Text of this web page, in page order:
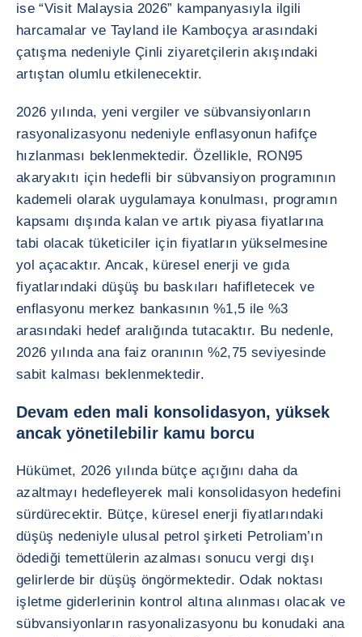
ise “Visit Malaysia 2026” kampanyasıyla ilgili
harcamalar ve Tayland ile Kamboçya arasındaki
çatışma nedeniyle Çinli ziyaretçilerin akışındaki
artıştan olumlu etkilenecektir.
2026 yılında, yeni vergiler ve sübvansiyonların
rasyonalizasyonu nedeniyle enflasyonun hafifçe
hızlanması beklenmektedir. Özellikle, RON95
akaryakıtı için hedefli bir sübvansiyon programının
kademeli olarak uygulamaya konulması, programın
kapsamı dışında kalan ve artık piyasa fiyatlarına
tabi olacak tüketiciler için fiyatların yükselmesine
yol açacaktır. Ancak, küresel enerji ve gıda
fiyatlarındaki düşüş bu baskıları hafifletecek ve
enflasyonu merkez bankasının %1,5 ile %3
arasındaki hedef aralığında tutacaktır. Bu nedenle,
2026 yılında ana faiz oranının %2,75 seviyesinde
sabit kalması beklenmektedir.
Devam eden mali konsolidasyon, yüksek
ancak yönetilebilir kamu borcu
Hükümet, 2026 yılında bütçe açığını daha da
azaltmayı hedefleyerek mali konsolidasyon hedefini
sürdürecektir. Bütçe, küresel enerji fiyatlarındaki
düşüş nedeniyle ulusal petrol şirketi Petroliam’ın
ödediği temettülerin azalması sonucu vergi dışı
gelirlerde bir düşüş öngörmektedir. Odak noktası
işletme giderlerinin kontrol altına alınması olacak ve
sübvansiyonların rasyonalizasyonu bu konudaki ana